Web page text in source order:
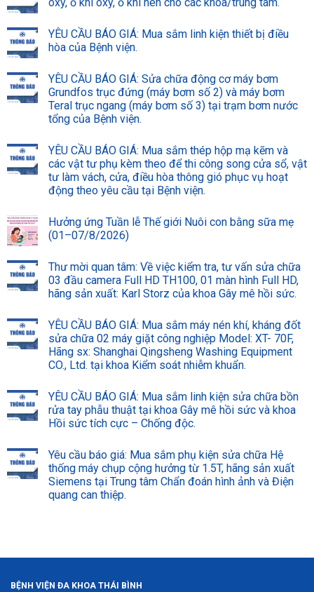
YÊU CẦU BÁO GIÁ: Mua sắm linh kiện thiết bị điều
hòa của Bệnh viện.
YÊU CẦU BÁO GIÁ: Sửa chữa động cơ máy bơm
Grundfos trục đứng (máy bơm số 2) và máy bơm
Teral trục ngang (máy bơm số 3) tại trạm bơm nước
tổng của Bệnh viện.
YÊU CẦU BÁO GIÁ: Mua sắm thép hộp mạ kẽm và
các vật tư phụ kèm theo để thi công song cửa sổ, vật
tư làm vách, cửa, điều hòa thông gió phục vụ hoạt
động theo yêu cầu tại Bệnh viện.
Hưởng ứng Tuần lễ Thế giới Nuôi con bằng sữa mẹ
(01–07/8/2026)
Thư mời quan tâm: Về việc kiểm tra, tư vấn sửa chữa
03 đầu camera Full HD TH100, 01 màn hình Full HD,
hãng sản xuất: Karl Storz của khoa Gây mê hồi sức.
YÊU CẦU BÁO GIÁ: Mua sắm máy nén khí, kháng đốt
sửa chữa 02 máy giặt công nghiệp Model: XT- 70F,
Hãng sx: Shanghai Qingsheng Washing Equipment
CO., Ltd. tại khoa Kiểm soát nhiễm khuẩn.
YÊU CẦU BÁO GIÁ: Mua sắm linh kiện sửa chữa bồn
rửa tay phẫu thuật tại khoa Gây mê hồi sức và khoa
Hồi sức tích cực – Chống độc.
Yêu cầu báo giá: Mua sắm phụ kiện sửa chữa Hệ
thống máy chụp cộng hưởng từ 1.5T, hãng sản xuất
Siemens tại Trung tâm Chẩn đoán hình ảnh và Điện
quang can thiệp.
BỆNH VIỆN ĐA KHOA THÁI BÌNH